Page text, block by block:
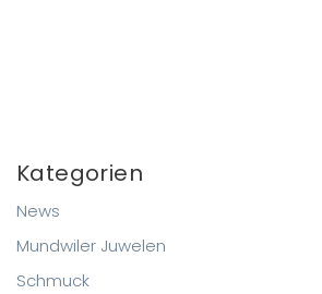
Kategorien
News
Mundwiler Juwelen
Schmuck